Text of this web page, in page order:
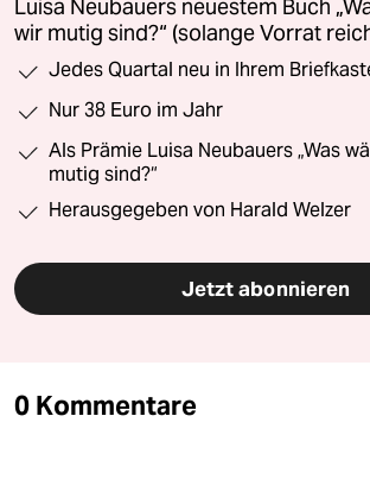
Luisa Neubauers neuestem Buch
wir mutig sind?“ (solange Vorrat
Jedes Quartal neu in Ihrem
Nur 38 Euro im Jahr
Als Prämie Luisa Neubauers „Was
mutig sind?“
Herausgegeben von Harald Welzer
Jetzt abonnieren
0 Kommentare